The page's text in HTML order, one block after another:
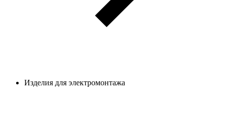
Изделия для электромонтажа